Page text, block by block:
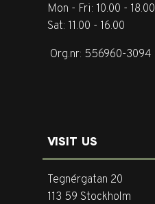
Mon - Fri: 10.00 - 18.00
Sat: 11.00 - 16.00
Org.nr: 556960-3094
VISIT US
Tegnérgatan 20
113 59 Stockholm